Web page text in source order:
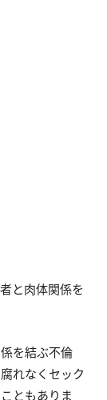
と肉体関係を
を結ぶ不倫
れなくセック
ともありま